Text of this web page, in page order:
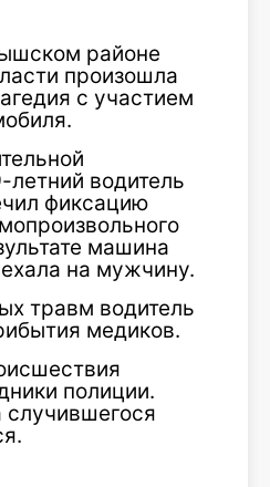
районе
произошла
с участием
водитель
фиксацию
машина
на мужчину.
травм водитель
медиков.
полиции.
случившегося